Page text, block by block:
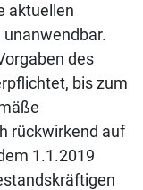
aktuellen
des
bis zum
rückwirkend auf
1.1.2019